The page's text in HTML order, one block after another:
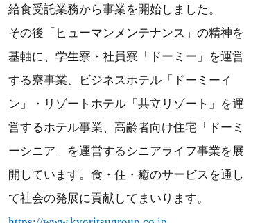
給食受託業務から事業を開始しました。
その後「ヒューマンメンテナンス」の精神を
基軸に、学生寮・社員寮「ドーミー」を運営
する寮事業、ビジネスホテル「ドーミーイ
ン」・リゾートホテル「共立リゾート」を運
営するホテル事業、高齢者向け住宅「ドーミ
ーシニア」を運営するシニアライフ事業を展
開しています。食・住・癒のサービスを通し
て社会の発展に貢献してまいります。